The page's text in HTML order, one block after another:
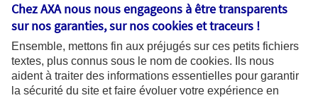
État de conformité
Les pages web :
Chez AXA nous nous engageons à être transparents
sur nos garanties, sur noscookies et traceurs !
Ensemble, mettons fin aux préjugés sur ces petits fichiers
textes, plus connus sous le nom de cookies. Ils nous
aident à traiter des informations essentielles pour garantir
la sécurité du site et faire évoluer votre expérience en